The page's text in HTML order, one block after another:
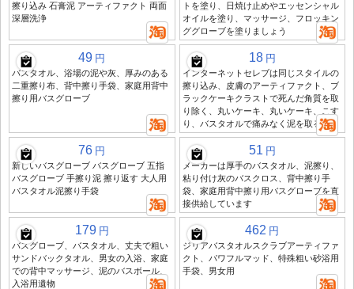
擦り込み 石膏泥 アーティファクト 両面
深層洗浄
トを塗り、日焼け止めやエッセンシャル
オイルを塗り、マッサージ、フロッキン
ググローブを塗りましょう
49 円
バスタオル、浴場の泥や灰、厚みのある
二重擦り布、背中擦り手袋、家庭用背中
擦り用バスグローブ
18 円
インターネットセレブは同じスタイルの
擦り込み、皮膚のアーティファクト、ブ
ラックケーキクラストで死んだ角質を取
り除く、丸いケーキ、丸いケーキ、こす
り、バスタオルで痛みなく泥を取る
76 円
新しいバスグローブ バスグローブ 五指
バスグローブ 手擦り泥 擦り返す 大人用
バスタオル泥擦り手袋
51 円
メーカーは厚手のバスタオル、泥擦り、
粘り付け灰のバスクロス、背中擦り手
袋、家庭用背中擦り用バスグローブを直
接供給しています
179 円
バスグローブ、バスタオル、丈夫で粗い
サンドバックタオル、男女の入浴、家庭
での背中マッサージ、泥のバスボール、
入浴用遺物
462 円
ジリアバスタオルスクラブアーティファ
クト、パワフルマッド、特殊粗い砂浴用
手袋、男女用